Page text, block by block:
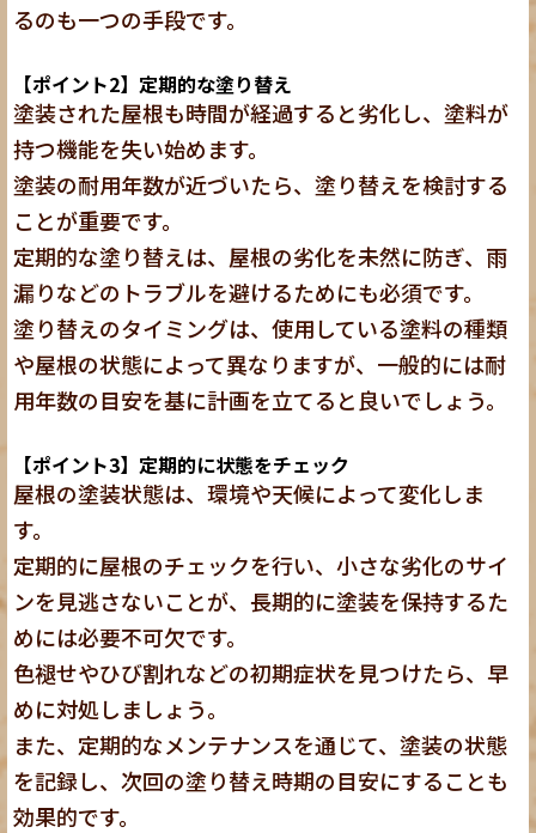
るのも一つの手段です。
【ポイント2】定期的な塗り替え
塗装された屋根も時間が経過すると劣化し、塗料が
持つ機能を失い始めます。
塗装の耐用年数が近づいたら、塗り替えを検討する
ことが重要です。
定期的な塗り替えは、屋根の劣化を未然に防ぎ、雨
漏りなどのトラブルを避けるためにも必須です。
塗り替えのタイミングは、使用している塗料の種類
や屋根の状態によって異なりますが、 一般的には耐
用年数の目安を基に計画を立てると良いでしょう。
【ポイント3】定期的に状態をチェック
屋根の塗装状態は、環境や天候によって変化しま
す。
定期的に屋根のチェックを行い、小さな劣化のサイ
ンを見逃さないことが、長期的に塗装を保持するた
めには必要不可欠です。
色褪せやひび割れなどの初期症状を見つけたら、早
めに対処しましょう。
また、定期的なメンテナンスを通じて、塗装の状態
を記録し、次回の塗り替え時期の目安にすることも
効果的です。